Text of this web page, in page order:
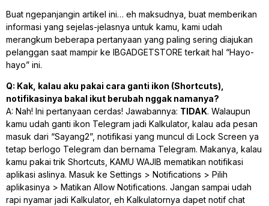
Buat ngepanjangin artikel ini… eh maksudnya, buat memberikan
informasi yang sejelas-jelasnya untuk kamu, kami udah
merangkum beberapa pertanyaan yang paling sering diajukan
pelanggan saat mampir ke IBGADGETSTORE terkait hal “Hayo-
hayo” ini.
Q: Kak, kalau aku pakai cara ganti ikon (Shortcuts),
notifikasinya bakal ikut berubah nggak namanya?
A: Nah! Ini pertanyaan cerdas! Jawabannya: TIDAK. Walaupun
kamu udah ganti ikon Telegram jadi Kalkulator, kalau ada pesan
masuk dari “Sayang2”, notifikasi yang muncul di Lock Screen ya
tetap berlogo Telegram dan bernama Telegram. Makanya, kalau
kamu pakai trik Shortcuts, KAMU WAJIB mematikan notifikasi
aplikasi aslinya. Masuk ke Settings > Notifications > Pilih
aplikasinya > Matikan Allow Notifications. Jangan sampai udah
rapi nyamar jadi Kalkulator, eh Kalkulatornya dapet notif chat